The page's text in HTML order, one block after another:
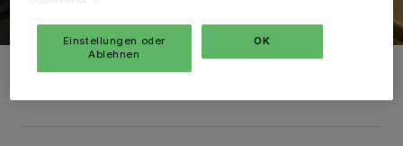
Vize-Bürgermeister Edmund Feuster trägt sich in das
Kondolenzbuch ein.
Einstellungen oder
Ablehnen
OK